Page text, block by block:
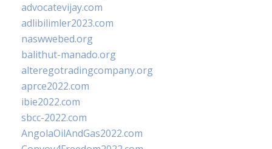
advocatevijay.com
adlibilimler2023.com
naswwebed.org
balithut-manado.org
alteregotradingcompany.org
aprce2022.com
ibie2022.com
sbcc-2022.com
AngolaOilAndGas2022.com